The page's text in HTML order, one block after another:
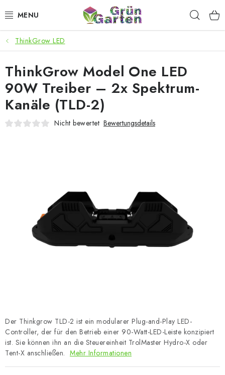
Inhalt
ANGEBOTE
LED PFLANZENLAMPEN
ANBAUBEDARF FÜR DEN HEIMANBAU
AQUARISTIK
Geschäftsbewertung Kaufberatung AGB
Blog
Datenschutzerklärung Impressum
ThinkGrow LED
Der Thinkgrow TLD-2 ist ein modularer Plug-and-Play LED-
Controller, der für den Betrieb einer 90-Watt-LED-Leiste konzipiert
ist. Sie können ihn an die Steuereinheit TrolMaster Hydro-X oder
Tent-X anschließen. Mehr Informationen
ThinkGrow Model One LED
90W Treiber – 2x Spektrum-
Kanäle (TLD-2)
Nicht bewertet Bewertungsdetails